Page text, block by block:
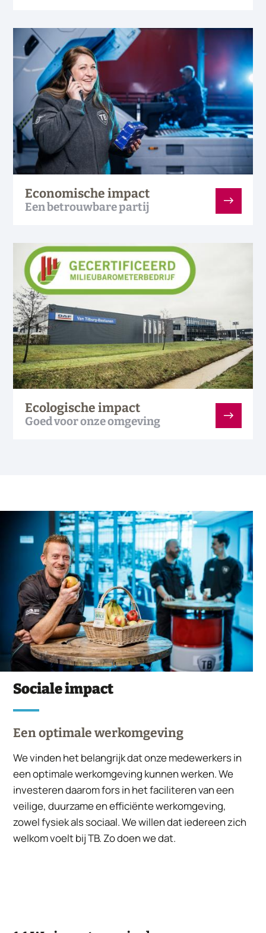
Economische impact
Een betrouwbare partij
Ecologische impact
Goed voor onze omgeving
Sociale impact
Een optimale werkomgeving
We vinden het belangrijk dat onze medewerkers in
een optimale werkomgeving kunnen werken. We
investeren daarom fors in het faciliteren van een
veilige, duurzame en efficiënte werkomgeving,
zowel fysiek als sociaal. We willen dat iedereen zich
welkom voelt bij TB. Zo doen we dat.